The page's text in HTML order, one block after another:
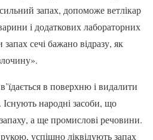
запах, допоможе ветлікар
і додаткових лабораторних
сечі бажано відразу, як
в поверхню і видалити
народні засоби, що
а ще промислові речовини.
успішно ліквідують запах